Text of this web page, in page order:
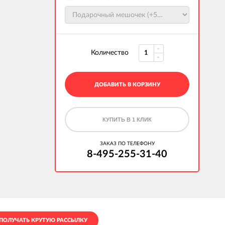
Количество
ДОБАВИТЬ В КОРЗИНУ
КУПИТЬ В 1 КЛИК
ЗАКАЗ ПО ТЕЛЕФОНУ
8-495-255-31-40
ПОЛУЧАТЬ КРУТУЮ РАССЫЛКУ